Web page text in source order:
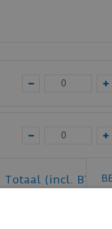
Totaal (incl. BTW)